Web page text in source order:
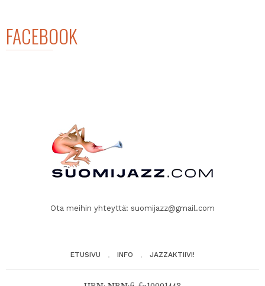
FACEBOOK
Ota meihin yhteyttä: suomijazz@gmail.com
ETUSIVU INFO JAZZAKTIIVI!